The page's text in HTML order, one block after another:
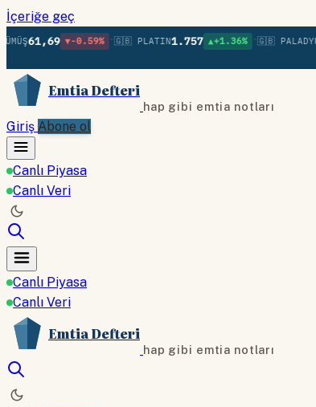
İçeriğe geç
▼-0.59% •🇬🇧 PLATIN1.757 ▲+1.36% •🇬🇧 PALADYUM1.386
Emtia Defteri
hap gibi emtia notları
Giriş Abone ol
Canlı Piyasa
Canlı Veri
Canlı Piyasa
Canlı Veri
Emtia Defteri
hap gibi emtia notları